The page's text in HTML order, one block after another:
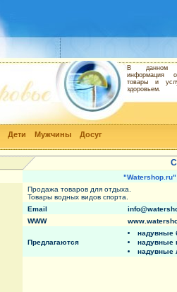
Дети Мужчины Досуг
В данном
информация
товары и
здоровьем.
"Watershop.ru"
Продажа товаров для отдыха.
Товары водных видов спорта.
Email
WWW
Предлагаются
надувные
надувные
надувные